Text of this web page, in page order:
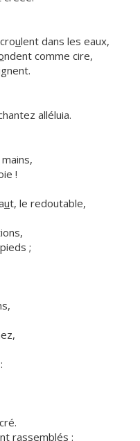
ulent dans les eaux,
ndent comme cire,
alléluia.
!
ut, le redoutable,
;
nt rassemblés :